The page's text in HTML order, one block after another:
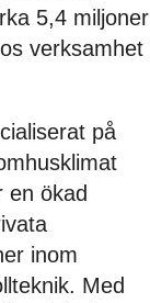
5,4 miljoner
verksamhet
på
en ökad
inom
Med